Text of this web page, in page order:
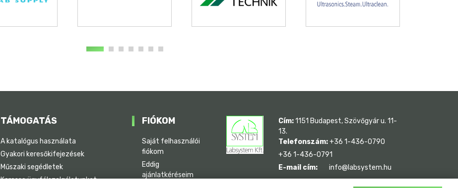
TÁMOGATÁS
A katalógus használata
Gyakori keresőkifejezések
Műszaki segédletek
Keresse ügyfélszolgálatunkat
FIÓKOM
Saját felhasználói
fiókom
Eddig
ajánlatkéréseim
Cím:1151 Budapest, Szövőgyár u. 11-
13.
Telefonszám:+36 1-436-0790
+36 1-436-0791
E-mail cím:
info@labsystem.hu